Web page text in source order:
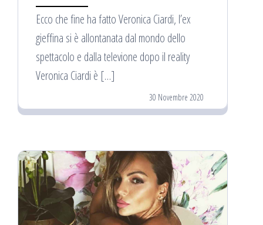
Ecco che fine ha fatto Veronica Ciardi, l’ex
gieffina si è allontanata dal mondo dello
spettacolo e dalla televione dopo il reality
Veronica Ciardi è […]
30 Novembre 2020